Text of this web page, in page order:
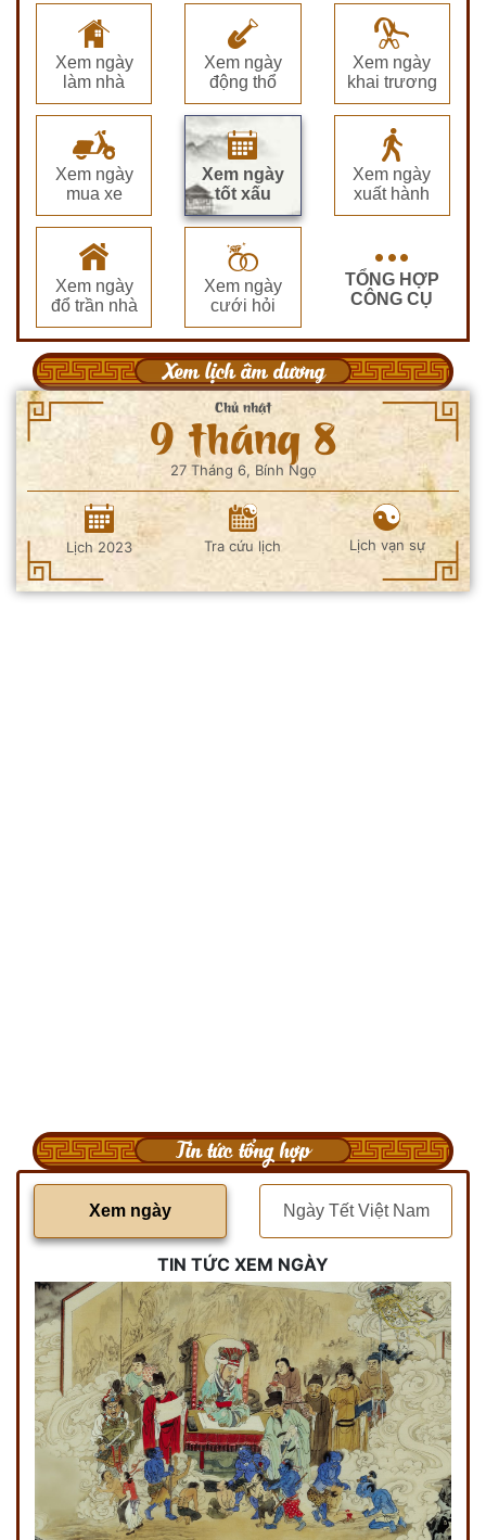
Xem ngày
làm nhà
Xem ngày
động thổ
Xem ngày
khai trương
Xem ngày
mua xe
Xem ngày
tốt xấu
Xem ngày
xuất hành
Xem ngày
đổ trần nhà
Xem ngày
cưới hỏi
TỔNG HỢP
CÔNG CỤ
Xem lịch âm dương
Chủ nhật
9 tháng 8
27 Tháng 6, Bính Ngọ
Lịch 2023 Tra cứu lịch Lịch vạn sự
Tin tức tổng hợp
Xem ngày Ngày Tết Việt Nam
TIN TỨC XEM NGÀY